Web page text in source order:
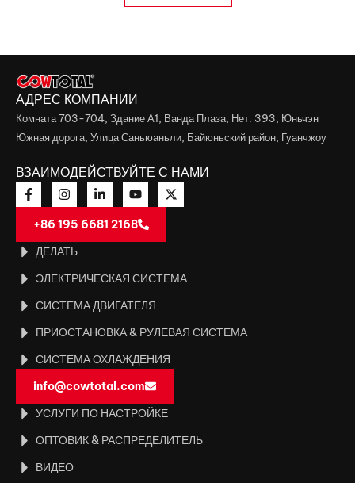
АДРЕС КОМПАНИИ
Комната 703-704, Здание А1, Ванда Плаза, Нет. 393, Юньчэн
Южная дорога, Улица Саньюаньли, Байюньский район, Гуанчжоу
ВЗАИМОДЕЙСТВУЙТЕ С НАМИ
+86 195 6681 2168
ДЕЛАТЬ
ЭЛЕКТРИЧЕСКАЯ СИСТЕМА
СИСТЕМА ДВИГАТЕЛЯ
ПРИОСТАНОВКА & РУЛЕВАЯ СИСТЕМА
СИСТЕМА ОХЛАЖДЕНИЯ
info@cowtotal.com
УСЛУГИ ПО НАСТРОЙКЕ
ОПТОВИК & РАСПРЕДЕЛИТЕЛЬ
ВИДЕО